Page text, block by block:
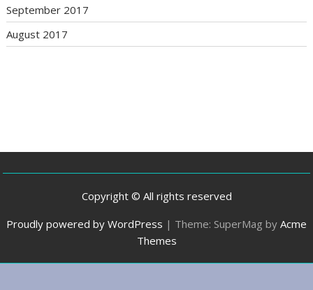
September 2017
August 2017
Copyright © All rights reserved
Proudly powered by WordPress | Theme: SuperMag by Acme
Themes